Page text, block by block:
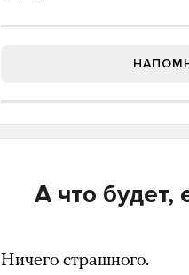
А что будет,
Ничего страшного.